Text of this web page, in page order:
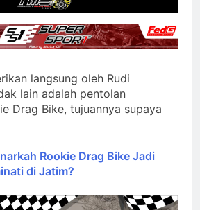
langsung oleh Rudi
lain adalah pentolan
Drag Bike, tujuannya supaya
Rookie Drag Bike Jadi
di Jatim?